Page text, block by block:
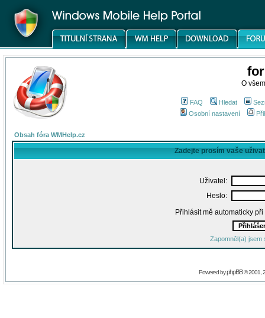
O
FAQ Hledat
Osobní nastavení
Obsah fóra WMHelp.cz
Zadejte prosím vaše
Uživatel:
Heslo:
Přihlásit mě automaticky
Zapomněl(a) jsem
Powered byphpBB© 2001,